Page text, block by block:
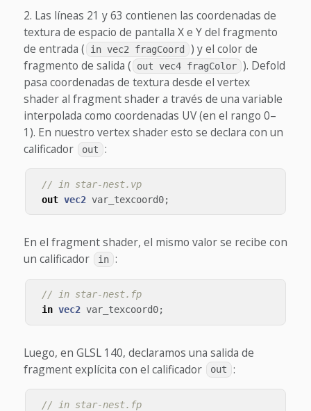
Las líneas 21 y 63 contienen las coordenadas de
textura de espacio de pantalla X e Y del fragmento
de entrada (
in vec2 fragCoord
) y el color de
fragmento de salida (
out vec4 fragColor ). Defold
pasa coordenadas de textura desde el vertex
shader al fragment shader a través de una variable
interpolada como coordenadas UV (en el rango 0–
1). En nuestro vertex shader esto se declara con un
calificador
out :
// in star-nest.vp
out vec2 var_texcoord0;
En el fragment shader, el mismo valor se recibe con
un calificador
in :
// in star-nest.fp
in vec2 var_texcoord0;
Luego, en GLSL 140, declaramos una salida de
fragment explícita con el calificador
out :
// in star-nest.fp